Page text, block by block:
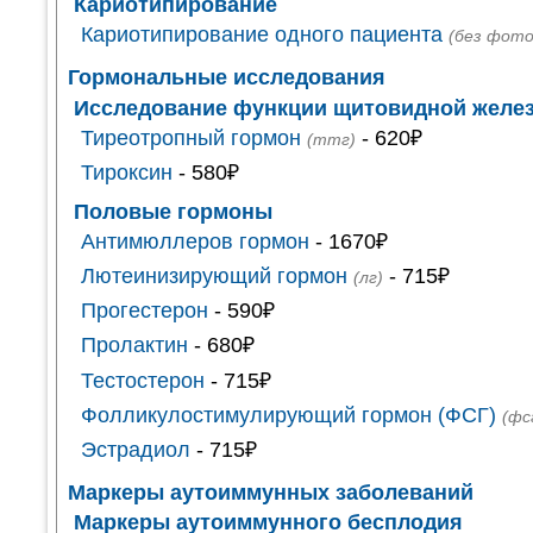
Кариотипирование одного пациента (без
Гормональные исследования
Исследование функции щитовидной
Тиреотропный гормон (ттг) - 620₽
Тироксин - 580₽
Половые гормоны
Антимюллеров гормон - 1670₽
Лютеинизирующий гормон (лг) - 715₽
Прогестерон - 590₽
Пролактин - 680₽
Тестостерон - 715₽
Фолликулостимулирующий гормон (ФСГ)
Эстрадиол - 715₽
Маркеры аутоиммунных заболеваний
Маркеры аутоиммунного бесплодия